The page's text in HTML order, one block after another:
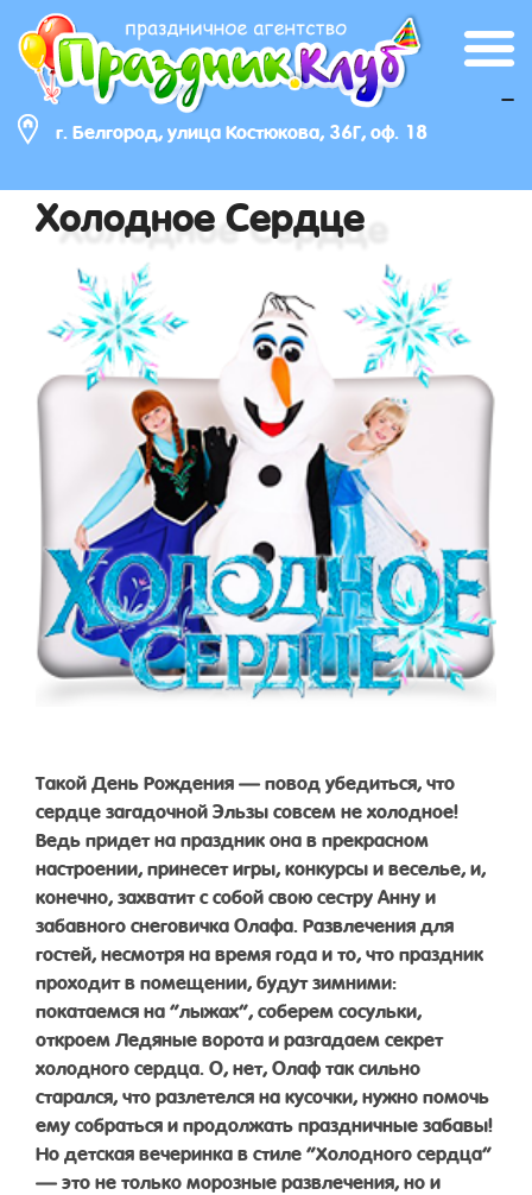
г. Белгород, улица Костюкова, 36Г, оф. 18
_
Холодное Сердце
Такой День Рождения — повод убедиться, что
сердце загадочной Эльзы совсем не холодное!
Ведь придет на праздник она в прекрасном
настроении, принесет игры, конкурсы и веселье, и,
конечно, захватит с собой свою сестру Анну и
забавного снеговичка Олафа. Развлечения для
гостей, несмотря на время года и то, что праздник
проходит в помещении, будут зимними:
покатаемся на “лыжах”, соберем сосульки,
откроем Ледяные ворота и разгадаем секрет
холодного сердца. О, нет, Олаф так сильно
старался, что разлетелся на кусочки, нужно помочь
ему собраться и продолжать праздничные забавы!
Но детская вечеринка в стиле “Холодного сердца”
— это не только морозные развлечения, но и